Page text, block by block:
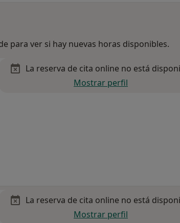
para ver si hay nuevas horas disponibles.
La reserva de cita online no está
Mostrar perfil
La reserva de cita online no está
Mostrar perfil